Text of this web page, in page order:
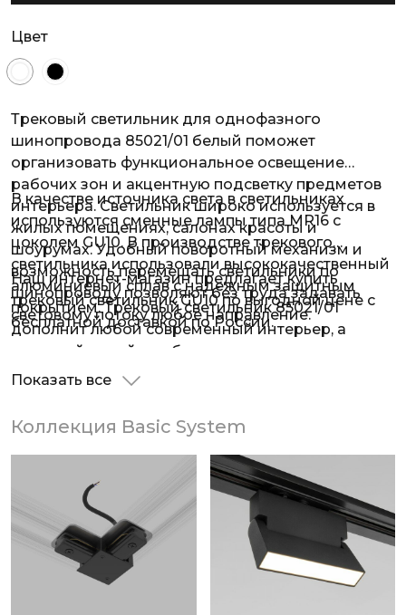
Цвет
Трековый светильник для однофазного
шинопровода 85021/01 белый поможет
организовать функциональное освещение
рабочих зон и акцентную подсветку предметов
интерьера. Светильник широко используется в
жилых помещениях, салонах красоты и
шоурумах. Удобный поворотный механизм и
возможность перемещать светильники по
шинопроводу позволяют без труда задавать
световому потоку любое направление.
В качестве источника света в светильниках
используются сменные лампы типа MR16 с
цоколем GU10. В производстве трекового
светильника использовали высококачественный
алюминиевый сплав с надежным защитным
покрытием. Трековый светильник 85021/01
дополнит любой современный интерьер, а
стильный дизайн добавит оригинальности.
Наш интернет-магазин предлагает купить
трековый светильник GU10 по выгодной цене с
бесплатной доставкой по России.
Показать все
Коллекция Basic System